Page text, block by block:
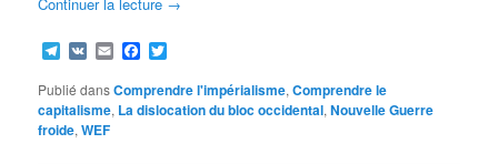
Telegram
VK EmailFacebook
Publié dansComprendre l'impérialisme,Comprendre le
capitalisme, La dislocation du bloc occidental,Nouvelle Guerre
froide,WEF